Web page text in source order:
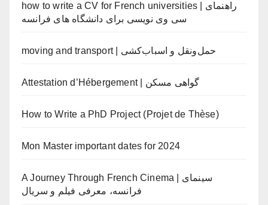
how to write a CV for French universities | راهنمای
سی وی نویسی برای دانشگاه های فرانسه
moving and transport | حمل‌ونقل و اسباب‌کشی
Attestation d’Hébergement | گواهی مسکن
How to Write a PhD Project (Projet de Thèse)
Mon Master important dates for 2024
A Journey Through French Cinema | سینمای
فرانسه، معرفی فیلم و سریال